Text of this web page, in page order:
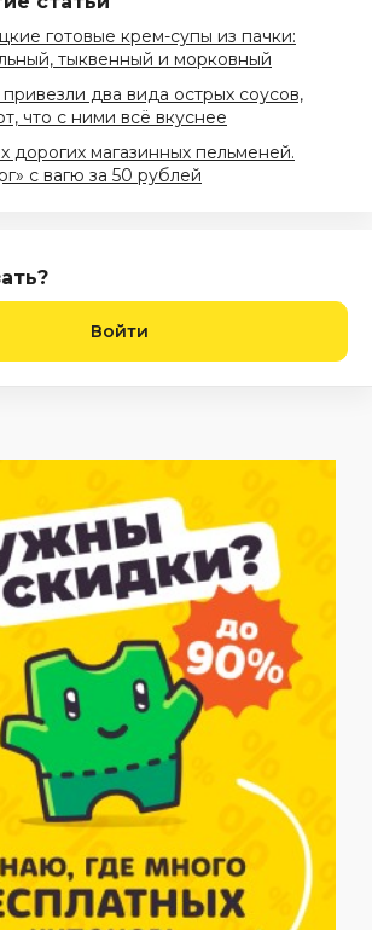
готовые крем-супы из пачки:
тыквенный и морковный
два вида острых соусов,
что с ними всё вкуснее
дорогих магазинных пельменей.
с вагю за 50 рублей
Войти